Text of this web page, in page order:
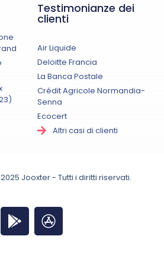
Testimonianze dei
clienti
Air Liquide
Deloitte Francia
La Banca Postale
Crédit Agricole Normandia-
Senna
Ecocert
Altri casi di clienti
Jooxter - Tutti i diritti riservati.